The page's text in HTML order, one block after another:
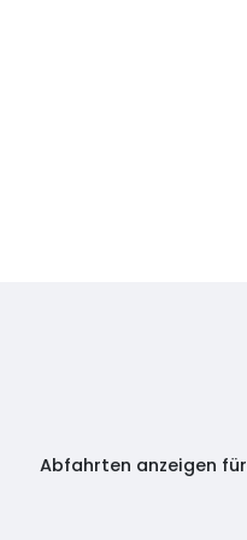
Abfahrten anzeigen für